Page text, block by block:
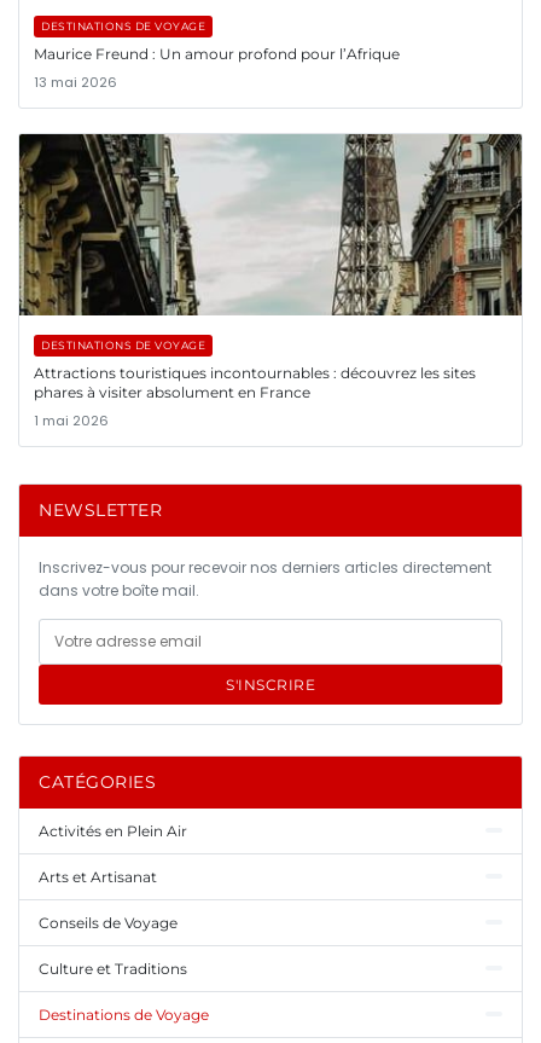
DESTINATIONS DE VOYAGE
Maurice Freund : Un amour profond pour l’Afrique
13 mai 2026
DESTINATIONS DE VOYAGE
Attractions touristiques incontournables : découvrez les sites
phares à visiter absolument en France
1 mai 2026
NEWSLETTER
Inscrivez-vous pour recevoir nos derniers articles directement
dans votre boîte mail.
S'INSCRIRE
CATÉGORIES
Activités en Plein Air
Arts et Artisanat
Conseils de Voyage
Culture et Traditions
Destinations de Voyage